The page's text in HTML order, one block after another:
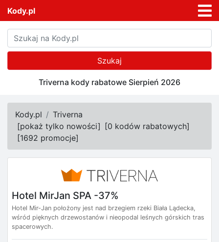
Kody.pl
Szukaj
Triverna kody rabatowe Sierpień 2026
Kody.pl
Triverna
[pokaż tylko nowości] [0 kodów rabatowych]
[1692 promocje]
Hotel MirJan SPA -37%
Hotel Mir-Jan położony jest nad brzegiem rzeki Biała Lądecka,
wśród pięknych drzewostanów i nieopodal leśnych górskich tras
spacerowych.